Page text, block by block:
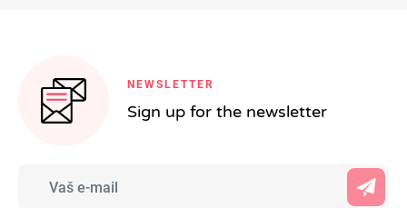
NEWSLETTER
Sign up for the newsletter